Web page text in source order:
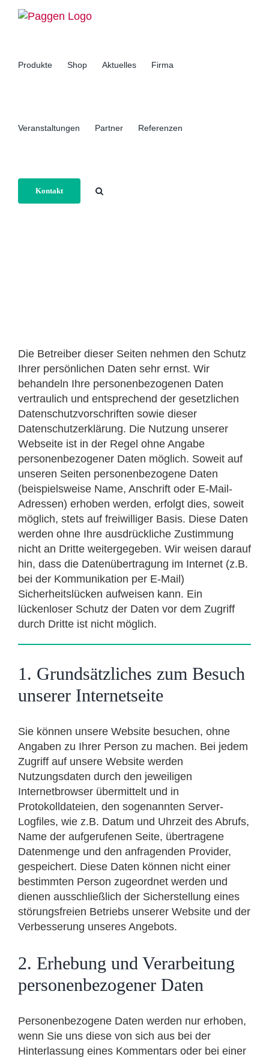
Zum
Inhalt
Produkte Shop Aktuelles Firma
Veranstaltungen Partner Referenzen
Kontakt
Die Betreiber dieser Seiten nehmen den Schutz
Ihrer persönlichen Daten sehr ernst. Wir
behandeln Ihre personenbezogenen Daten
vertraulich und entsprechend der gesetzlichen
Datenschutzvorschriften sowie dieser
Datenschutzerklärung. Die Nutzung unserer
Webseite ist in der Regel ohne Angabe
personenbezogener Daten möglich. Soweit auf
unseren Seiten personenbezogene Daten
(beispielsweise Name, Anschrift oder E-Mail-
Adressen) erhoben werden, erfolgt dies, soweit
möglich, stets auf freiwilliger Basis. Diese Daten
werden ohne Ihre ausdrückliche Zustimmung
nicht an Dritte weitergegeben. Wir weisen darauf
hin, dass die Datenübertragung im Internet (z.B.
bei der Kommunikation per E-Mail)
Sicherheitslücken aufweisen kann. Ein
lückenloser Schutz der Daten vor dem Zugriff
durch Dritte ist nicht möglich.
1. Grundsätzliches zum Besuch
unserer Internetseite
Sie können unsere Website besuchen, ohne
Angaben zu Ihrer Person zu machen. Bei jedem
Zugriff auf unsere Website werden
Nutzungsdaten durch den jeweiligen
Internetbrowser übermittelt und in
Protokolldateien, den sogenannten Server-
Logfiles, wie z.B. Datum und Uhrzeit des Abrufs,
Name der aufgerufenen Seite, übertragene
Datenmenge und den anfragenden Provider,
gespeichert. Diese Daten können nicht einer
bestimmten Person zugeordnet werden und
dienen ausschließlich der Sicherstellung eines
störungsfreien Betriebs unserer Website und der
Verbesserung unseres Angebots.
2. Erhebung und Verarbeitung
personenbezogener Daten
Personenbezogene Daten werden nur erhoben,
wenn Sie uns diese von sich aus bei der
Hinterlassung eines Kommentars oder bei einer